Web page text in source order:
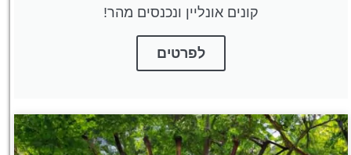
קונים אונליין ונכנסים מהר!
לפרטים